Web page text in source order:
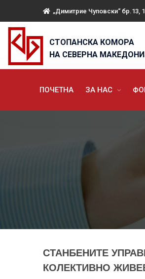
„Димитрие Чуповски“ бр.13,
СТОПАНСКА КОМОРА
НА СЕВЕРНА
ПОЧЕТНА ЗА НАС
СТАНБЕНИТЕ
КОЛЕКТИВНО